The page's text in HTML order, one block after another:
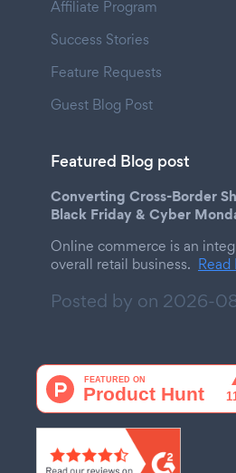
Affiliate Program
Success Stories
Feature Requests
Guest Blog Post
Featured Blog post
Converting Cross-Border
Black Friday & Cyber
Online commerce is an
overall retail business. Read
Posted by on 2026-